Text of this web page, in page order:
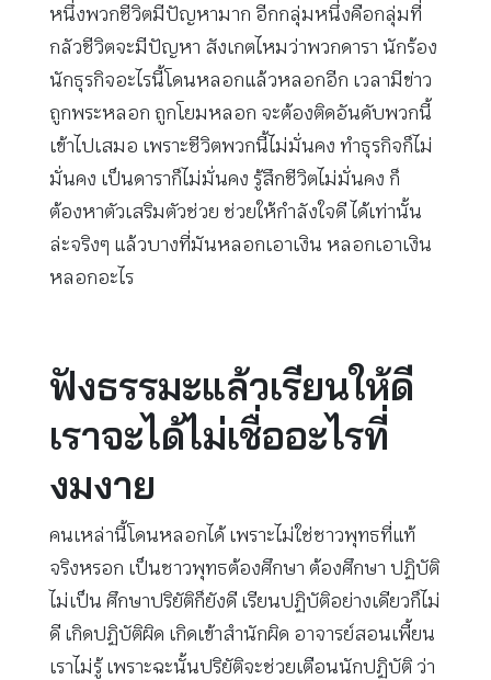
หนึ่งพวกชีวิตมีปัญหามาก อีกกลุ่มหนึ่งคือกลุ่มที่
กลัวชีวิตจะมีปัญหา สังเกตไหมว่าพวกดารา นักร้อง
นักธุรกิจอะไรนี้โดนหลอกแล้วหลอกอีก เวลามีข่าว
ถูกพระหลอก ถูกโยมหลอก จะต้องติดอันดับพวกนี้
เข้าไปเสมอ เพราะชีวิตพวกนี้ไม่มั่นคง ทำธุรกิจก็ไม่
มั่นคง เป็นดาราก็ไม่มั่นคง รู้สึกชีวิตไม่มั่นคง ก็
ต้องหาตัวเสริมตัวช่วย ช่วยให้กำลังใจดี ได้เท่านั้น
ล่ะจริงๆ แล้วบางที่มันหลอกเอาเงิน หลอกเอาเงิน
หลอกอะไร
ฟังธรรมะแล้วเรียนให้ดี
เราจะได้ไม่เชื่ออะไรที่
งมงาย
คนเหล่านี้โดนหลอกได้ เพราะไม่ใช่ชาวพุทธที่แท้
จริงหรอก เป็นชาวพุทธต้องศึกษา ต้องศึกษา ปฏิบัติ
ไม่เป็น ศึกษาปริยัติก็ยังดี เรียนปฏิบัติอย่างเดียวก็ไม่
ดี เกิดปฏิบัติผิด เกิดเข้าสำนักผิด อาจารย์สอนเพี้ยน
เราไม่รู้ เพราะฉะนั้นปริยัติจะช่วยเตือนนักปฏิบัติ ว่า